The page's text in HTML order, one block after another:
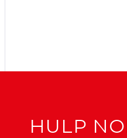
HULP